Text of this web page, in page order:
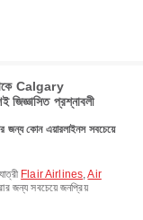
Calgary
প্রশ্নাবলী
কোন এয়ারলাইনস সবচেয়ে
Flair Airlines,Air
জন্য সবচেয়ে জনপ্রিয়